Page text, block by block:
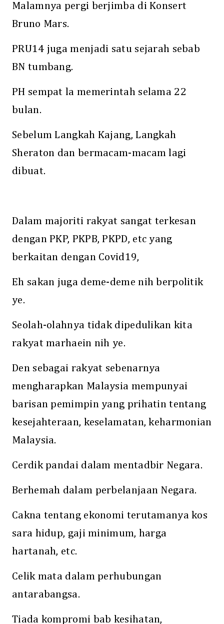
Malamnya pergi berjimba di Konsert
Bruno Mars.
PRU14 juga menjadi satu sejarah sebab
BN tumbang.
PH sempat la memerintah selama 22
bulan.
Sebelum Langkah Kajang, Langkah
Sheraton dan bermacam-macam lagi
dibuat.
Dalam majoriti rakyat sangat terkesan
dengan PKP, PKPB, PKPD, etc yang
berkaitan dengan Covid19,
Eh sakan juga deme-deme nih berpolitik
ye.
Seolah-olahnya tidak dipedulikan kita
rakyat marhaein nih ye.
Den sebagai rakyat sebenarnya
mengharapkan Malaysia mempunyai
barisan pemimpin yang prihatin tentang
kesejahteraan, keselamatan, keharmonian
Malaysia.
Cerdik pandai dalam mentadbir Negara.
Berhemah dalam perbelanjaan Negara.
Cakna tentang ekonomi terutamanya kos
sara hidup, gaji minimum, harga
hartanah, etc.
Celik mata dalam perhubungan
antarabangsa.
Tiada kompromi bab kesihatan,